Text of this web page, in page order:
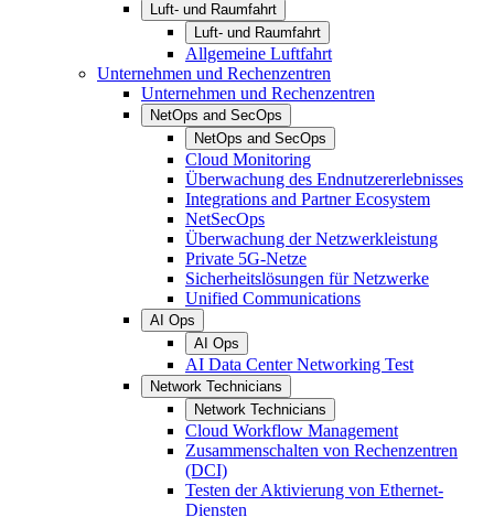
Luft- und Raumfahrt
Luft- und Raumfahrt
Allgemeine Luftfahrt
Unternehmen und Rechenzentren
Unternehmen und Rechenzentren
NetOps and SecOps
NetOps and SecOps
Cloud Monitoring
Überwachung des Endnutzererlebnisses
Integrations and Partner Ecosystem
NetSecOps
Überwachung der Netzwerkleistung
Private 5G-Netze
Sicherheitslösungen für Netzwerke
Unified Communications
AI Ops
AI Ops
AI Data Center Networking Test
Network Technicians
Network Technicians
Cloud Workflow Management
Zusammenschalten von Rechenzentren
(DCI)
Testen der Aktivierung von Ethernet-
Diensten